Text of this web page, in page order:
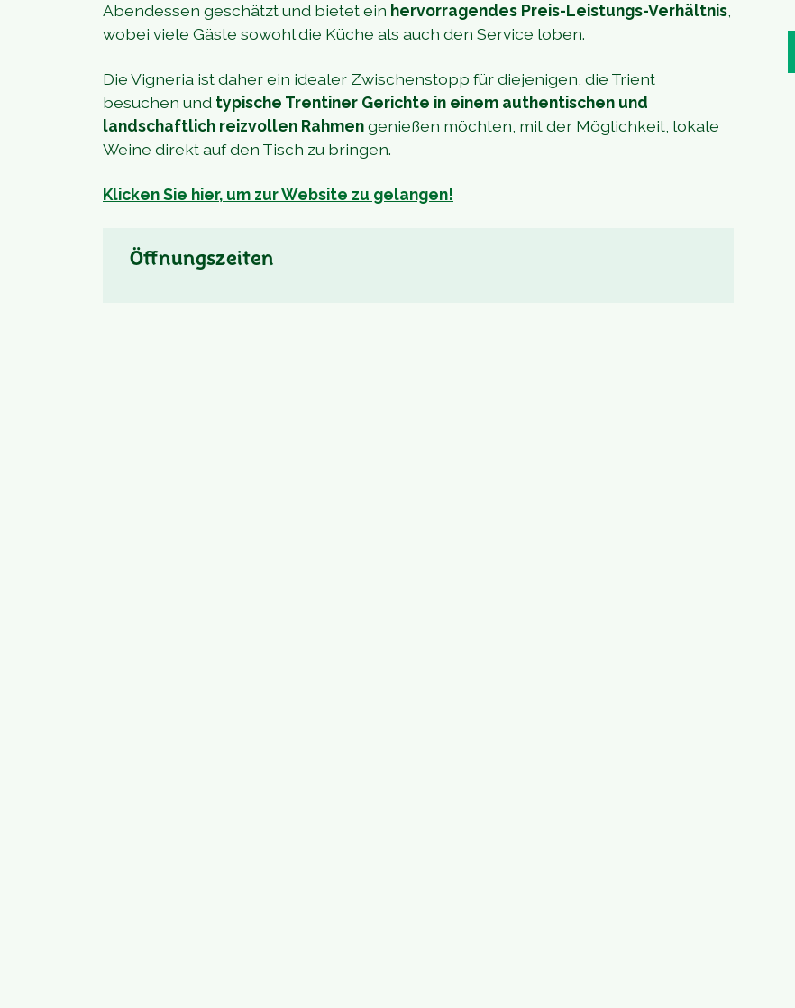
Abendessen geschätzt und bietet ein hervorragendes Preis-Leistungs-Verhältnis
wobei viele Gäste sowohl die Küche als auch den Service loben.
Die Vigneria ist daher ein idealer Zwischenstopp für diejenigen, die Trient
besuchen und typische Trentiner Gerichte in einem authentischen und
landschaftlich reizvollen Rahmengenießen möchten, mit der Möglichkeit, lokale
Weine direkt auf den Tisch zu bringen.
Klicken Sie hier, um zur Website zu gelangen!
Öffnungszeiten